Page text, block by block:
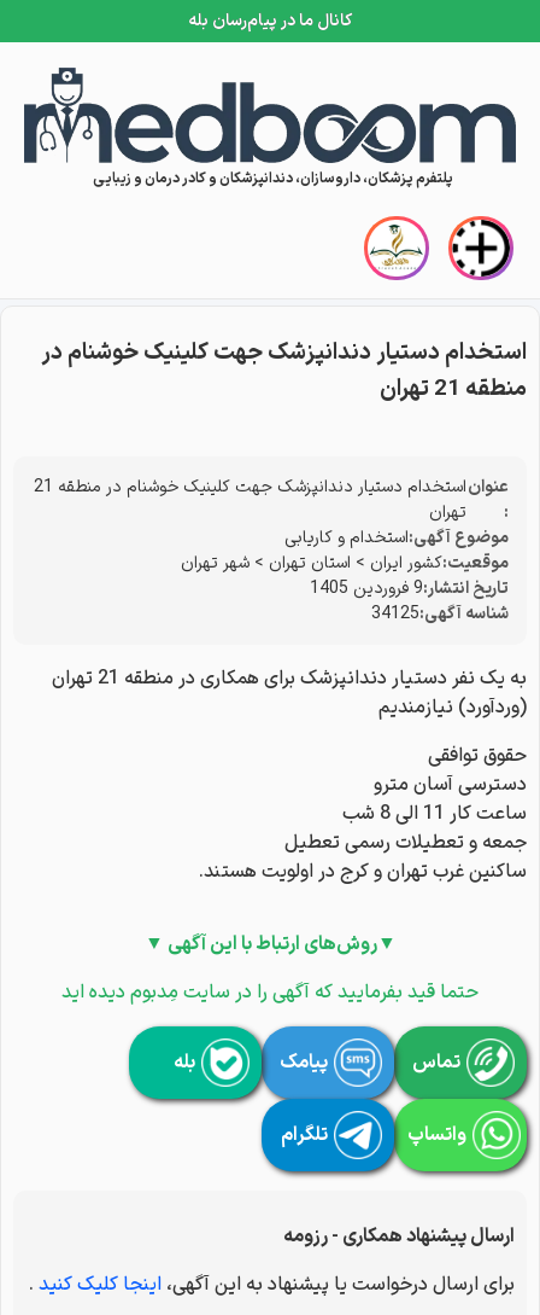
کانال ما در پیام‌رسان بله
Skip to content
پلتفرم پزشکان، داروسازان، دندانپزشکان و کادر درمان و زیبایی
استخدام دستیار دندانپزشک جهت کلینیک خوشنام در
منطقه 21 تهران
عنوان
:
استخدام دستیار دندانپزشک جهت کلینیک خوشنام در منطقه 21
تهران
موضوع آگهی:استخدام و کاریابی
موقعیت:کشور ایران > استان تهران > شهر تهران
تاریخ انتشار:9 فروردین 1405
شناسه آگهی:34125
به یک نفر دستیار دندانپزشک برای همکاری در منطقه 21 تهران
(وردآورد) نیازمندیم
حقوق توافقی
دسترسی آسان مترو
ساعت کار 11 الی 8 شب
جمعه و تعطیلات رسمی تعطیل
ساکنین غرب تهران و کرج در اولویت هستند.
▼روش‌های ارتباط با این آگهی ▼
حتما قید بفرمایید که آگهی را در سایت مِدبوم دیده اید
تماس پیامک بله
واتساپ تلگرام
ارسال پیشنهاد همکاری - رزومه
برای ارسال درخواست یا پیشنهاد به این آگهی، اینجا کلیک کنید .